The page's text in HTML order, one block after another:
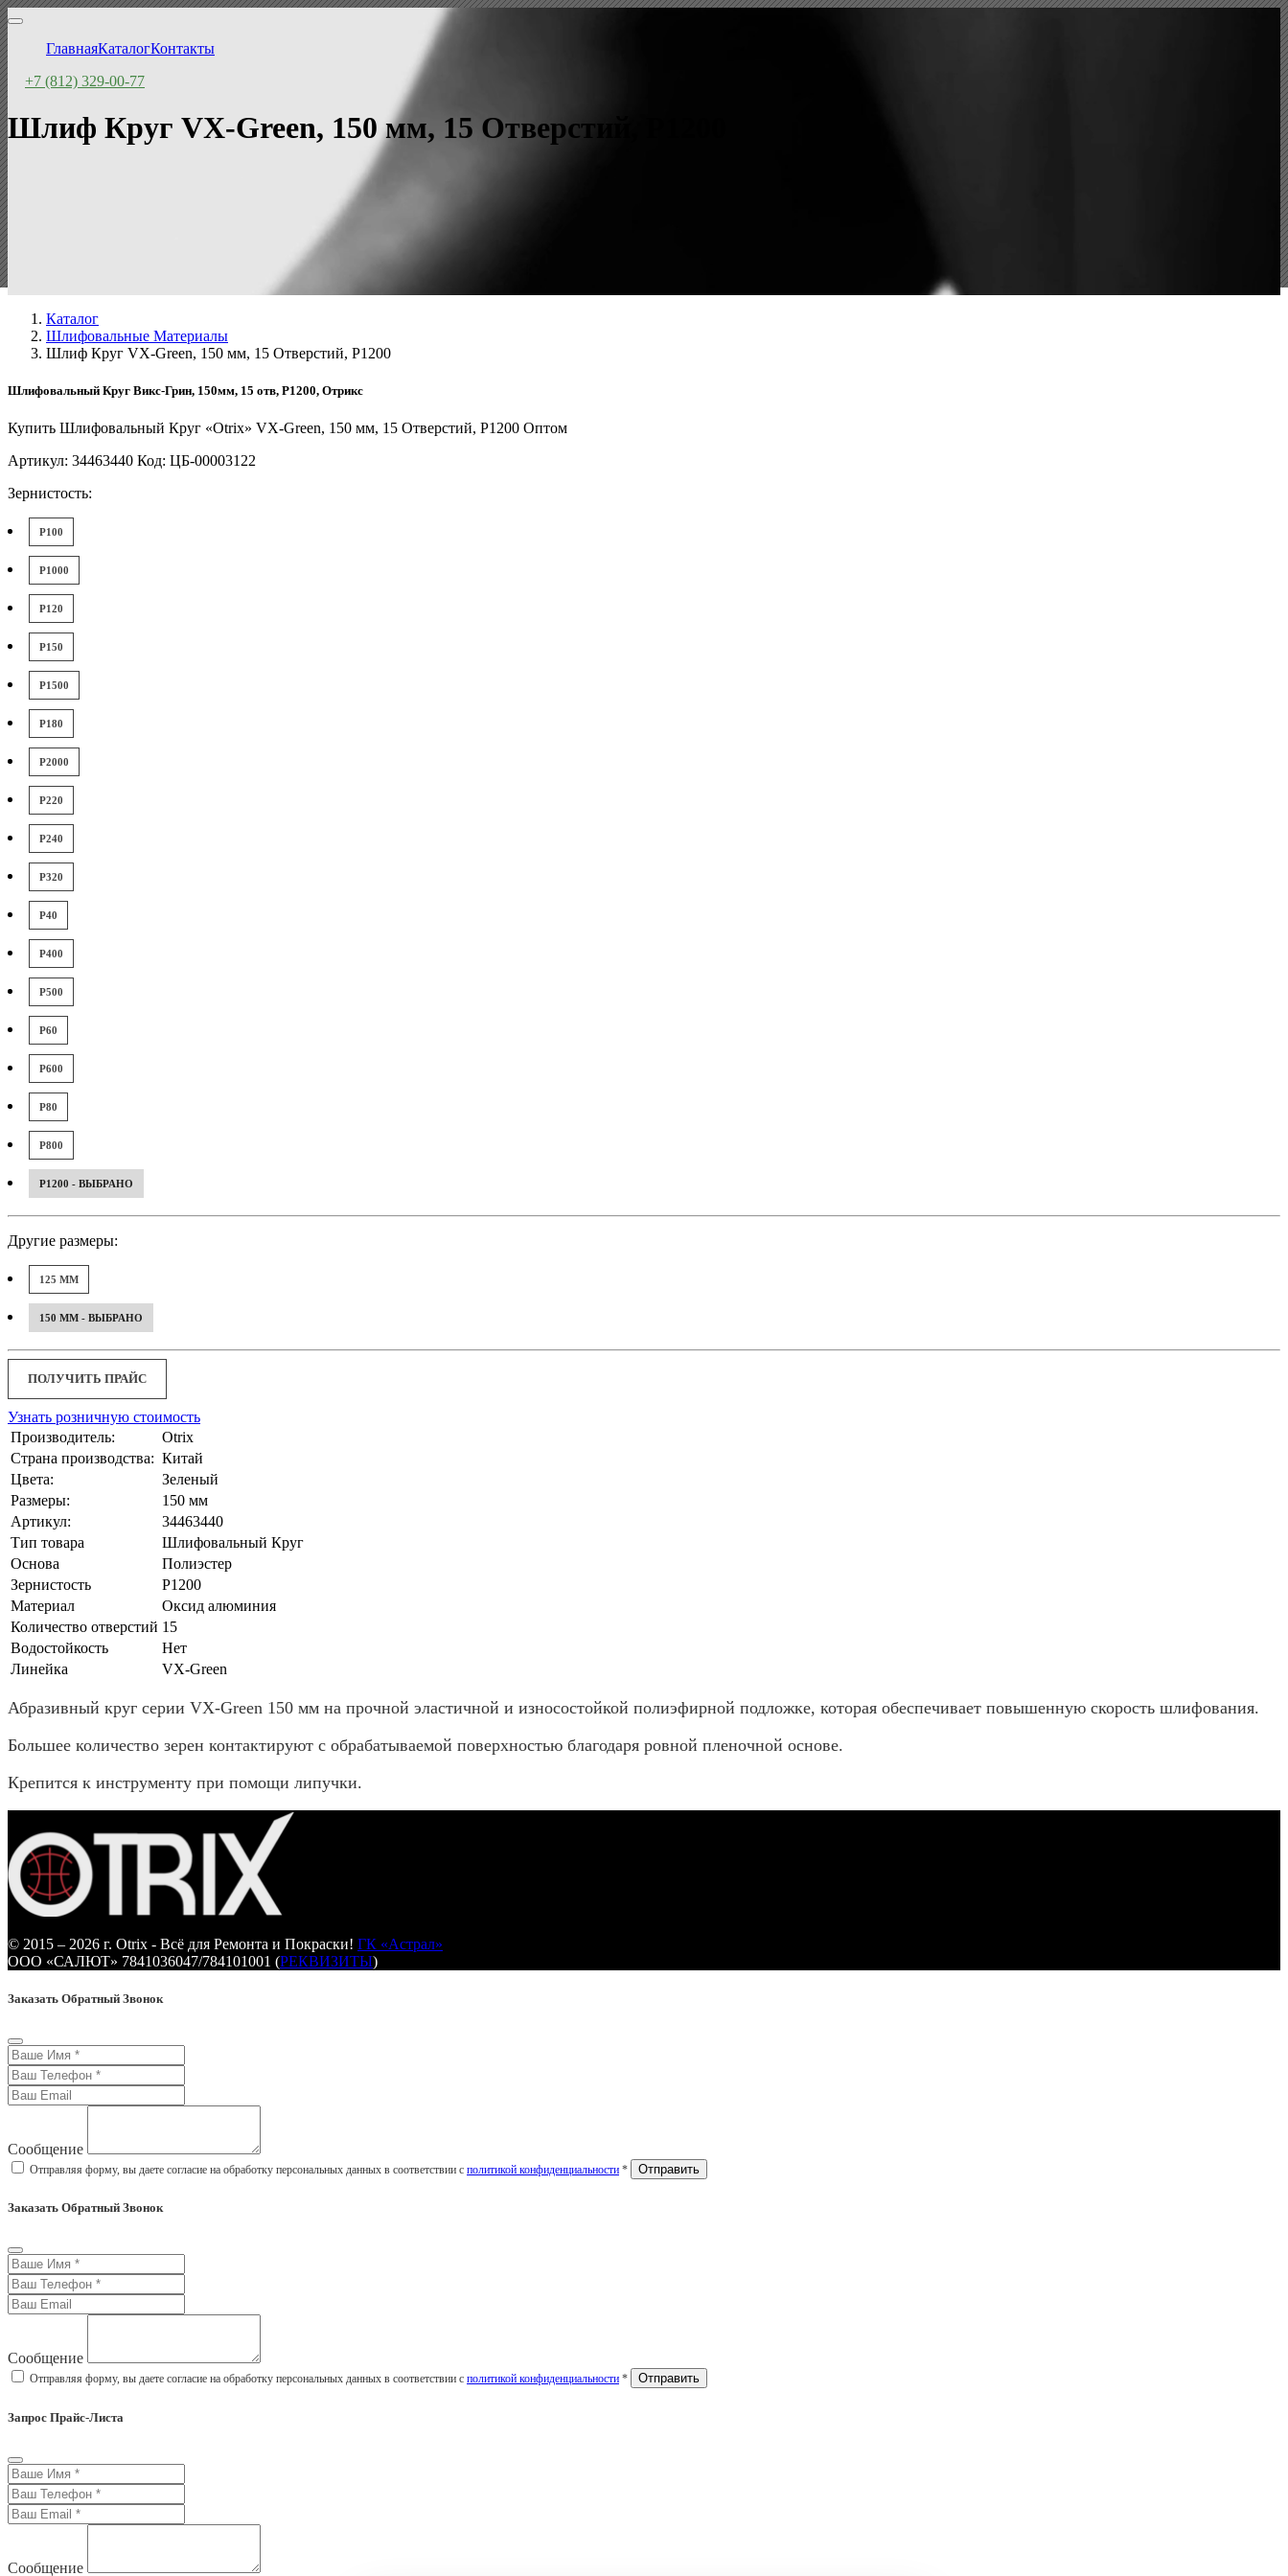
ГлавнаяКаталогКонтакты
+7 (812) 329-00-77
Шлиф Круг VX-Green, 150 мм, 15 Отверстий, P1200
Каталог
Шлифовальные Материалы
Шлиф Круг VX-Green, 150 мм, 15 Отверстий, P1200
Шлифовальный Круг Викс-Грин, 150мм, 15 отв, P1200, Отрикс
Купить Шлифовальный Круг «Otrix» VX-Green, 150 мм, 15 Отверстий, P1200 Оптом
Артикул: 34463440 Код: ЦБ-00003122
Зернистость:
P100
P1000
P120
P150
P1500
P180
P2000
P220
P240
P320
P40
P400
P500
P60
P600
P80
P800
P1200 - ВЫБРАНО
Другие размеры:
125 ММ
150 ММ - ВЫБРАНО
ПОЛУЧИТЬ ПРАЙС
Узнать розничную стоимость
Производитель:
Otrix
Страна производства: Китай
Цвета:
Зеленый
Размеры:
150 мм
Артикул:
34463440
Тип товара
Шлифовальный Круг
Основа
Полиэстер
Зернистость
P1200
Материал
Оксид алюминия
Количество отверстий 15
Водостойкость
Нет
Линейка
VX-Green
Абразивный круг серии VX-Green 150 мм на прочной эластичной и износостойкой полиэфирной подложке, которая обеспечивает повышенную скорость шлифования.
Большее количество зерен контактируют с обрабатываемой поверхностью благодаря ровной пленочной основе.
Крепится к инструменту при помощи липучки.
© 2015 – 2026 г. Otrix - Всё для Ремонта и Покраски! ГК «Астрал»
ООО «САЛЮТ» 7841036047/784101001 (РЕКВИЗИТЫ)
Заказать Обратный Звонок
Сообщение
Отправляя форму, вы даете согласие на обработку персональных данных в соответствии с политикой конфиденциальности *
Заказать Обратный Звонок
Сообщение
Отправляя форму, вы даете согласие на обработку персональных данных в соответствии с политикой конфиденциальности *
Запрос Прайс-Листа
Сообщение